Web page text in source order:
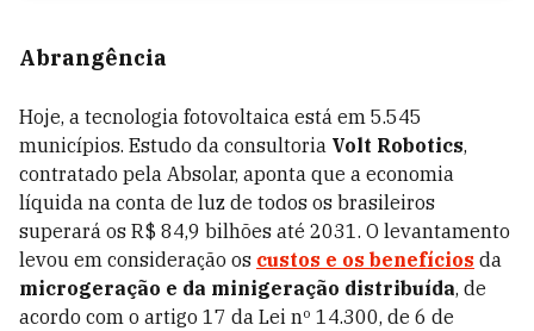
Abrangência
Hoje, a tecnologia fotovoltaica está em 5.545
municípios. Estudo da consultoria Volt Robotics,
contratado pela Absolar, aponta que a economia
líquida na conta de luz de todos os brasileiros
superará os R$ 84,9 bilhões até 2031. O levantamento
levou em consideração os custos e os benefícios da
microgeração e da minigeração distribuída, de
acordo com o artigo 17 da Lei nº 14.300, de 6 de